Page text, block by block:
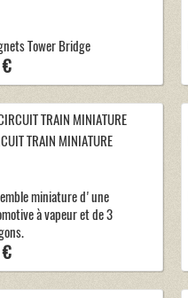
Tower Bridge
TRAIN MINIATURE
miniature d'une
à vapeur et de 3